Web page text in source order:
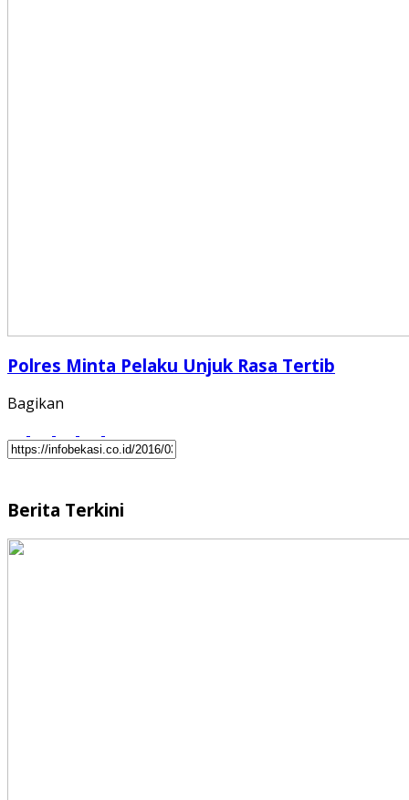
Polres Minta Pelaku Unjuk Rasa Tertib
Bagikan
Berita Terkini